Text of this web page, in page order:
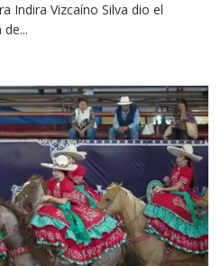
Indira Vizcaíno Silva dio el